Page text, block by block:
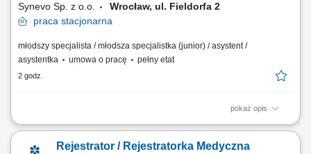
Synevo Sp. z o.o.
Wrocław, ul. Fieldorfa 2
praca stacjonarna
młodszy specjalista / młodsza specjalistka (junior) / asystent /
asystentka
umowa o pracę pełny etat
2 godz.
pokaż opis
Opis stanowiska Prowadzenie precyzyjnej diagnostyki oraz realizacja
zatwierdzanie uzyskanych wyników analiz. Bezpośrednia praca z
Rejestrator / Rejestratorka Medyczna